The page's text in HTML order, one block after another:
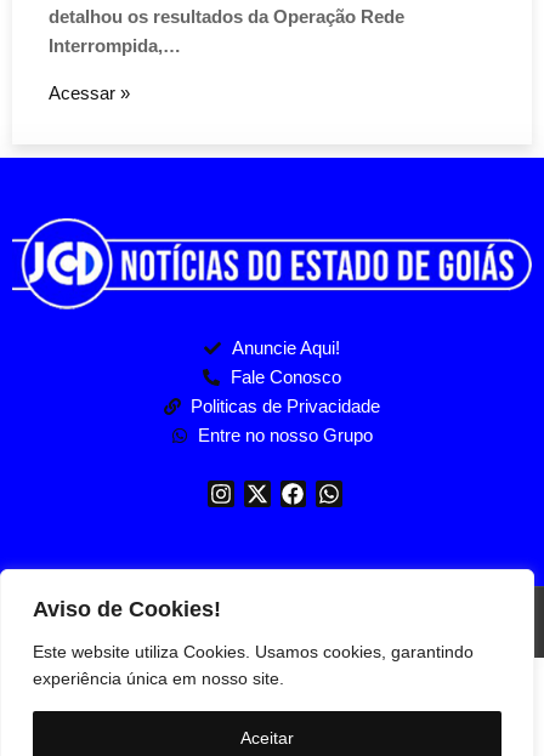
Aviso de Cookies!
Este website utiliza Cookies. Usamos cookies, garantindo
experiência única em nosso site.
Aceitar
detalhou os resultados da Operação Rede
Interrompida,…
Acessar »
Anuncie Aqui!
Fale Conosco
Politicas de Privacidade
Entre no nosso Grupo
Jornal Comunidade em destaque -2026 | Todos os direitos